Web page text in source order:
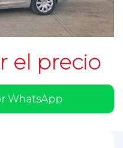
el precio
WhatsApp